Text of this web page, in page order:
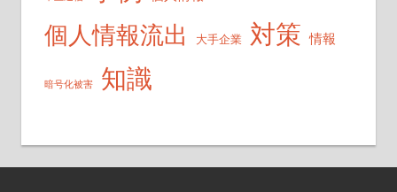
個人情報流出 大手企業 対策 情報
暗号化被害 知識